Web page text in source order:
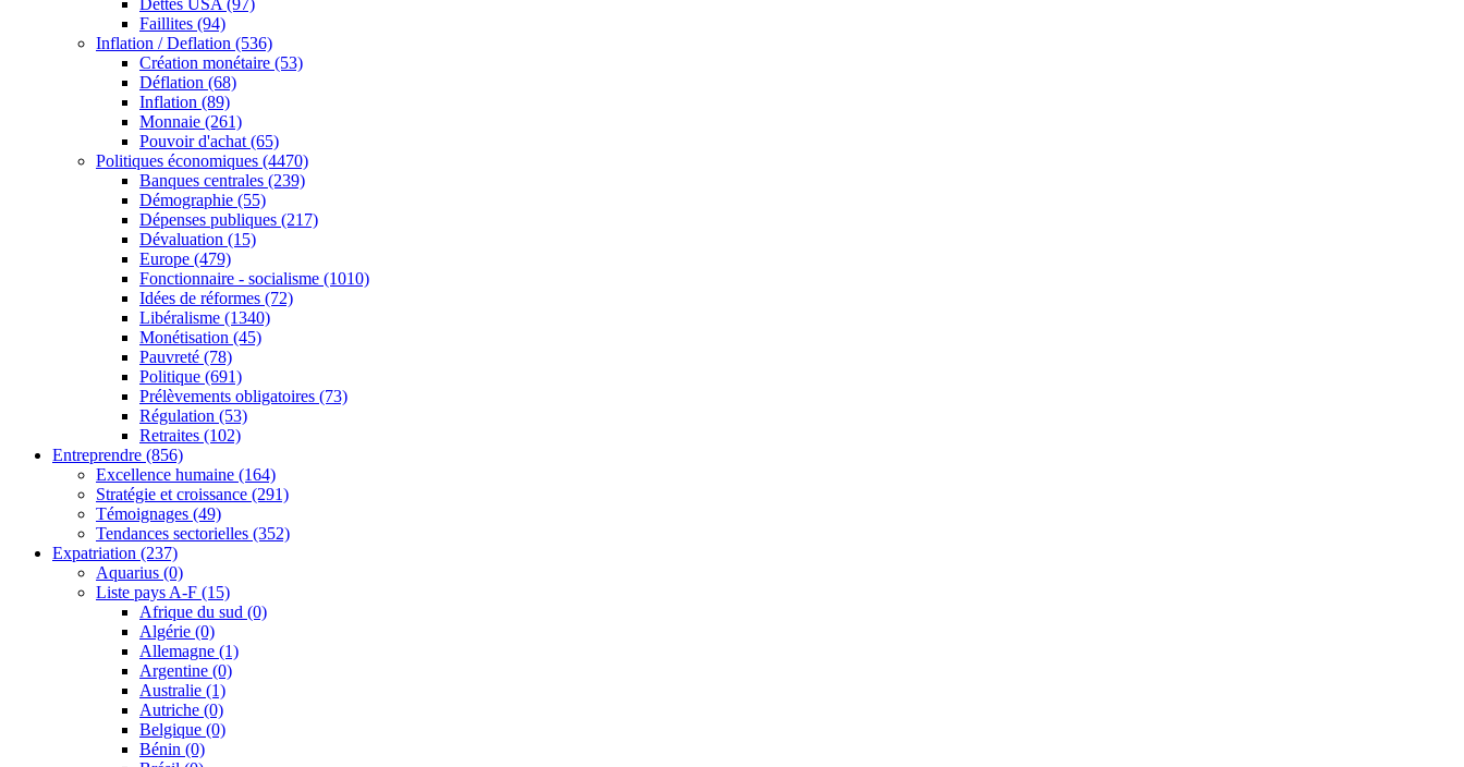
Dettes USA (97)
Faillites (94)
Inflation / Deflation (536)
Création monétaire (53)
Déflation (68)
Inflation (89)
Monnaie (261)
Pouvoir d'achat (65)
Politiques économiques (4470)
Banques centrales (239)
Démographie (55)
Dépenses publiques (217)
Dévaluation (15)
Europe (479)
Fonctionnaire - socialisme (1010)
Idées de réformes (72)
Libéralisme (1340)
Monétisation (45)
Pauvreté (78)
Politique (691)
Prélèvements obligatoires (73)
Régulation (53)
Retraites (102)
Entreprendre (856)
Excellence humaine (164)
Stratégie et croissance (291)
Témoignages (49)
Tendances sectorielles (352)
Expatriation (237)
Aquarius (0)
Liste pays A-F (15)
Afrique du sud (0)
Algérie (0)
Allemagne (1)
Argentine (0)
Australie (1)
Autriche (0)
Belgique (0)
Bénin (0)